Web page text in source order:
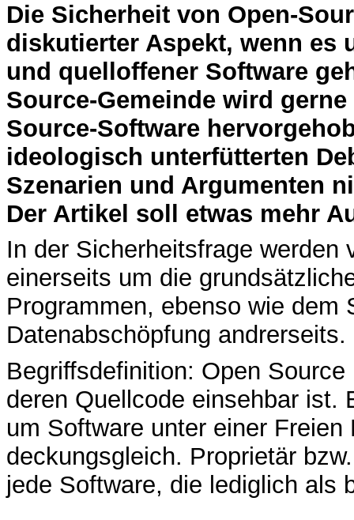
Die Sicherheit von Open-
diskutierter Aspekt, wenn es
und quelloffener Software
Source-Gemeinde wird
Source-Software
ideologisch unterfütterten
Szenarien und Argumenten
Der Artikel soll etwas mehr
In der Sicherheitsfrage
einerseits um die
Programmen, ebenso wie dem
Datenabschöpfung andrerseits.
Begriffsdefinition: Open
deren Quellcode einsehbar ist.
um Software unter einer
deckungsgleich. Proprietär
jede Software, die lediglich als